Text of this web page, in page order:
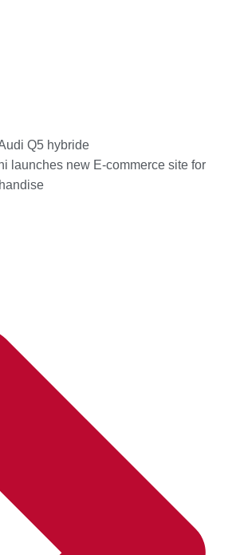
Q5 hybride
launches new E-commerce site for